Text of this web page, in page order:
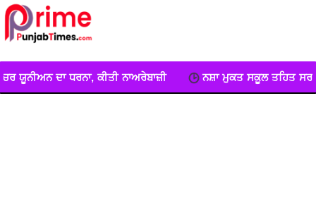
ਨਸ਼ਾ ਮੁਕਤ ਸਕੂਲ ਤਹਿਤ ਸਰਕਾਰੀ ਸੀਨੀਅਰ ਸੈਕੰਡਰੀ